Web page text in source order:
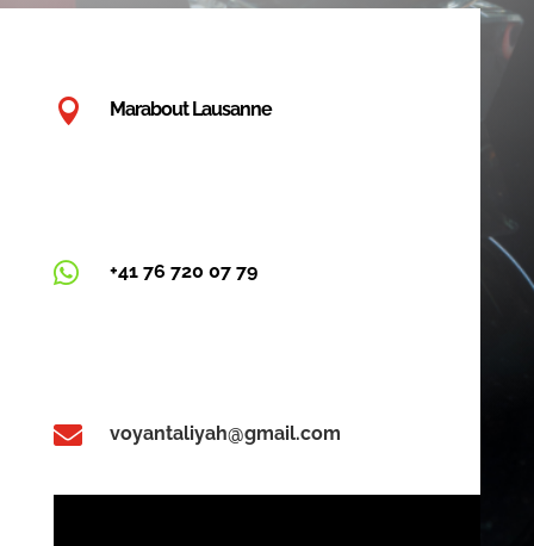
 Marabout Lausanne
 +41 76 720 07 79
 voyantaliyah@gmail.com